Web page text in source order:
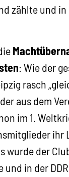
zählte und
: Wie der
rasch
aus dem
im 1.
ihr
wurde der
und in der